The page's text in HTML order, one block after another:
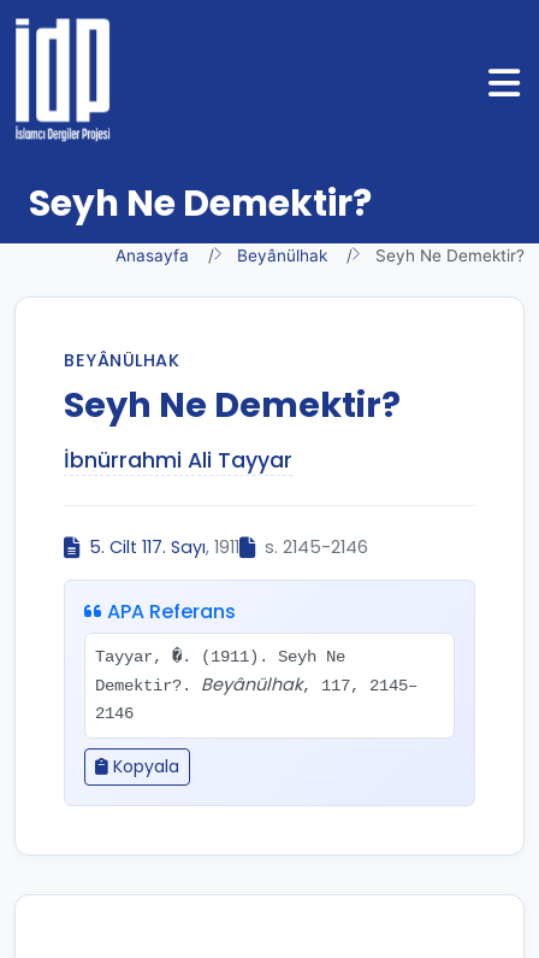
Seyh Ne Demektir?
Anasayfa Beyânülhak Seyh Ne Demektir?
BEYÂNÜLHAK
Seyh Ne Demektir?
İbnürrahmi Ali Tayyar
5. Cilt 117. Sayı, 1911 s. 2145-2146
APA Referans
Tayyar, �. (1911). Seyh Ne
Demektir?. Beyânülhak, 117, 2145–
2146
Kopyala